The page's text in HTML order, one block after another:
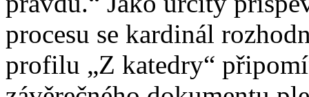
procesu se kardinál
profilu „Z katedry“